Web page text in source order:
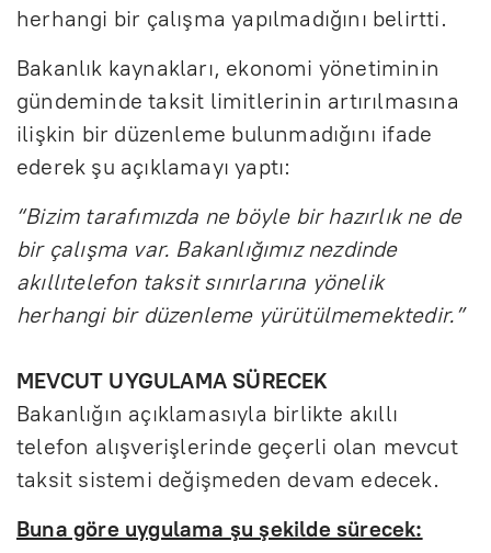
herhangi bir çalışma yapılmadığını belirtti.
Bakanlık kaynakları, ekonomi yönetiminin
gündeminde taksit limitlerinin artırılmasına
ilişkin bir düzenleme bulunmadığını ifade
ederek şu açıklamayı yaptı:
“Bizim tarafımızda ne böyle bir hazırlık ne de
bir çalışma var. Bakanlığımız nezdinde
akıllıtelefon taksit sınırlarına yönelik
herhangi bir düzenleme yürütülmemektedir.”
MEVCUT UYGULAMA SÜRECEK
Bakanlığın açıklamasıyla birlikte akıllı
telefon alışverişlerinde geçerli olan mevcut
taksit sistemi değişmeden devam edecek.
Buna göre uygulama şu şekilde sürecek: